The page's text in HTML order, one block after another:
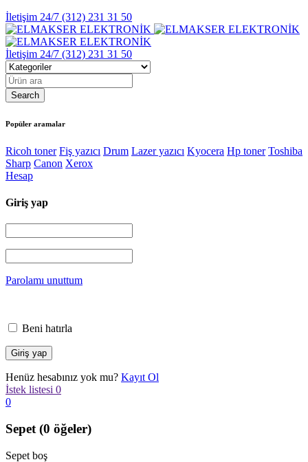
İletişim 24/7 (312) 231 31 50
İletişim 24/7 (312) 231 31 50
Popüler aramalar
Ricoh toner Fiş yazıcı Drum Lazer yazıcı Kyocera Hp toner Toshiba
Sharp Canon Xerox
Hesap
Giriş yap
Parolamı unuttum
Beni hatırla
Henüz hesabınız yok mu? Kayıt Ol
İstek listesi 0
0
Sepet (0 öğeler)
Sepet boş